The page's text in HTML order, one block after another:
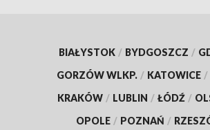
BIAŁYSTOK / BYDGOSZCZ /
GORZÓW WLKP. / KATOWICE /
KRAKÓW / LUBLIN / ŁÓDŹ /
OPOLE / POZNAŃ /